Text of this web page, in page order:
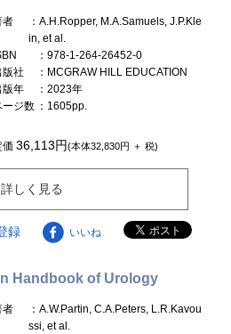
者
：A.H.Ropper, M.A.Samuels, J.P.Kle
in, et al.
：978-1-264-26452-0
版社
：MCGRAW HILL EDUCATION
版年
：2023年
ージ数 ：1605pp.
価36,113円(本体32,830円 ＋ 税)
詳しく見る
録 いいね
Handbook of Urology
者
：A.W.Partin, C.A.Peters, L.R.Kavou
ssi, et al.